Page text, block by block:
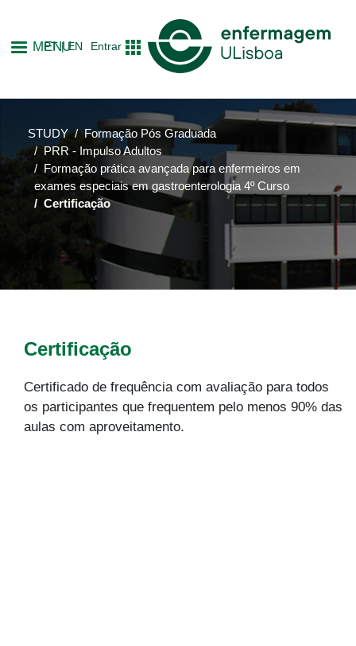
to
main
content
MENU
PT EN Entrar
STUDY
Formação Pós Graduada
PRR - Impulso Adultos
Formação prática avançada para enfermeiros em
exames especiais em gastroenterologia 4º Curso
Certificação
Certificação
Certificado de frequência com avaliação para todos
os participantes que frequentem pelo menos 90% das
aulas com aproveitamento.